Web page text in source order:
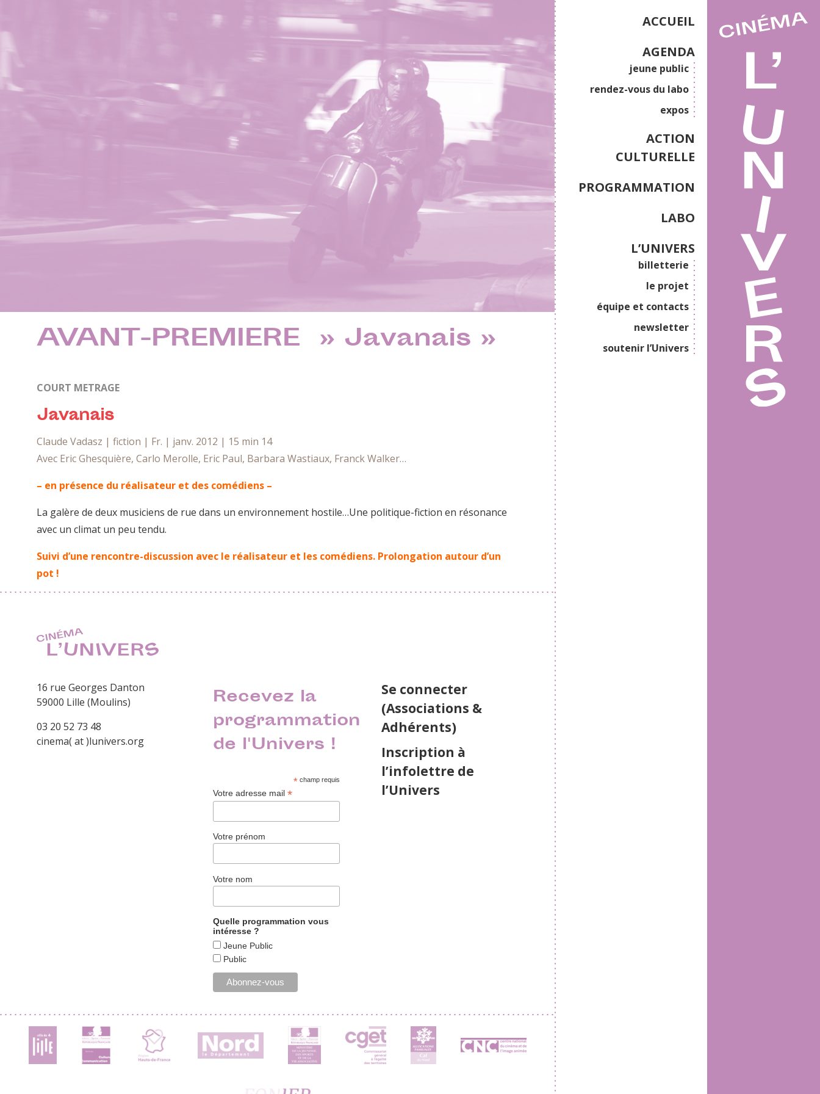
ACCUEIL
AGENDA
jeune public
rendez-vous du labo
expos
ACTION
CULTURELLE
PROGRAMMATION
LABO
L’UNIVERS
billetterie
le projet
équipe et contacts
newsletter
soutenir l’Univers
AVANT-PREMIERE » Javanais »
COURT METRAGE
Javanais
Claude Vadasz | fiction | Fr. | janv. 2012 | 15 min 14
Avec Eric Ghesquière, Carlo Merolle, Eric Paul, Barbara Wastiaux, Franck Walker…
– en présence du réalisateur et des comédiens –
La galère de deux musiciens de rue dans un environnement hostile…Une politique-fiction en résonance
avec un climat un peu tendu.
Suivi d’une rencontre-discussion avec le réalisateur et les comédiens. Prolongation autour d’un
pot !
16 rue Georges Danton
59000 Lille (Moulins)
03 20 52 73 48
cinema( at )lunivers.org
Recevez la
programmation
de l'Univers !
*champ requis
Votre adresse mail*
Votre prénom
Votre nom
Quelle programmation vous
intéresse ?
Jeune Public
Public
Se connecter
(Associations &
Adhérents)
Inscription à
l’infolettre de
l’Univers